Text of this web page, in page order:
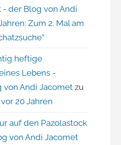
- der Blog von Andi
Zum 2. Mal am
heftige
Lebens -
von Andi Jacomet zu
20 Jahren
auf den Pazolastock
von Andi Jacomet